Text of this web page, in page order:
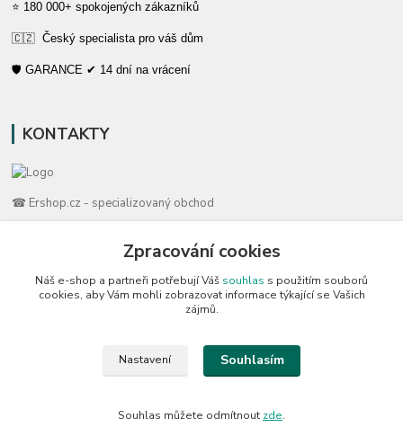
⭐ 180 000+ spokojených zákazníků
🇨🇿 Český specialista pro váš dům
🛡️ GARANCE ✔ 14 dní na vrácení
KONTAKTY
☎ Ershop.cz - specializovaný obchod
🛡️ Zákaznická podpora
📞 728 007 997
⏰ Po-Pá | 7:00 - 13:30 |
Zpracování cookies
Náš e-shop a partneři potřebují Váš souhlas s použitím souborů
cookies, aby Vám mohli zobrazovat informace týkající se Vašich
zájmů.
Nastavení Souhlasím
Souhlas můžete odmítnout zde.